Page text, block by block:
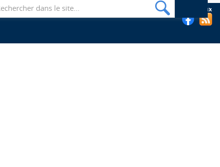
Suivez les bibliothèques de l'EHESP sur les réseaux sociaux